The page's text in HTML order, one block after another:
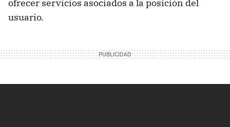
ofrecer servicios asociados a la posición del
usuario.